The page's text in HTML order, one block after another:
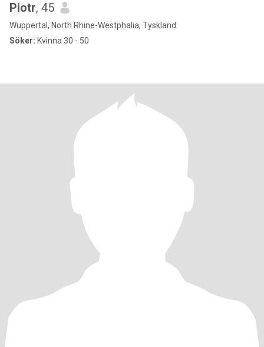
Piotr, 45
Wuppertal, North Rhine-Westphalia, Tyskland
Söker: Kvinna 30 - 50